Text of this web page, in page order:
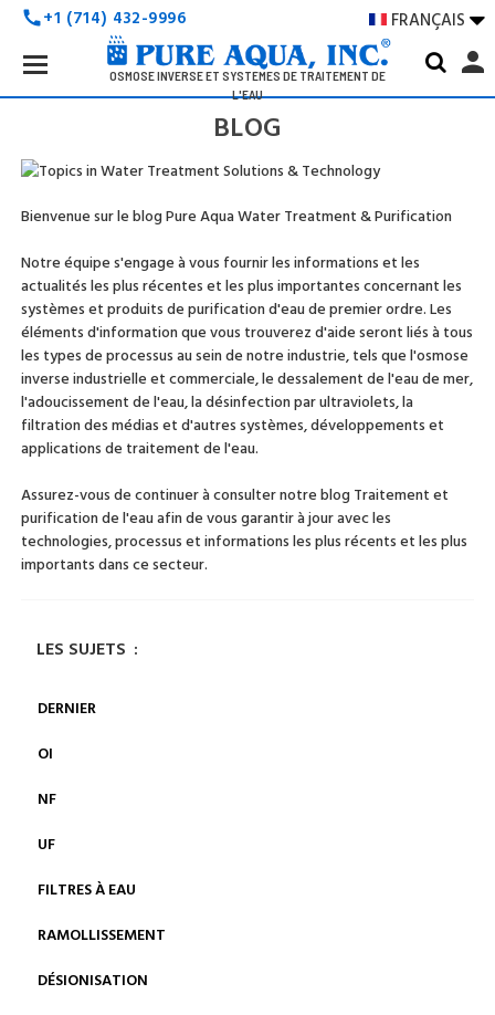
call+1 (714) 432-9996 FRANÇAIS 
OSMOSE INVERSE ET SYSTÈMES DE TRAITEMENT DE
L'EAU
Search
Keyword:
person
BLOG
Bienvenue sur le blog Pure Aqua Water Treatment & Purification
Notre équipe s'engage à vous fournir les informations et les
actualités les plus récentes et les plus importantes concernant les
systèmes et produits de purification d'eau de premier ordre. Les
éléments d'information que vous trouverez d'aide seront liés à tous
les types de processus au sein de notre industrie, tels que l'osmose
inverse industrielle et commerciale, le dessalement de l'eau de mer,
l'adoucissement de l'eau, la désinfection par ultraviolets, la
filtration des médias et d'autres systèmes, développements et
applications de traitement de l'eau.
Assurez-vous de continuer à consulter notre blog Traitement et
purification de l'eau afin de vous garantir à jour avec les
technologies, processus et informations les plus récents et les plus
importants dans ce secteur.
LES SUJETS :
DERNIER
OI
NF
UF
FILTRES À EAU
RAMOLLISSEMENT
DÉSIONISATION